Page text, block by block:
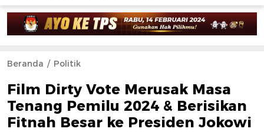
Beranda Politik
Film Dirty Vote Merusak Masa
Tenang Pemilu 2024 & Berisikan
Fitnah Besar ke Presiden Jokowi